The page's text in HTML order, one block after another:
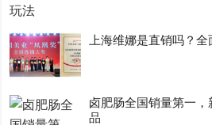
上海维娜是直销吗？
卤肥肠全国销量第一
品